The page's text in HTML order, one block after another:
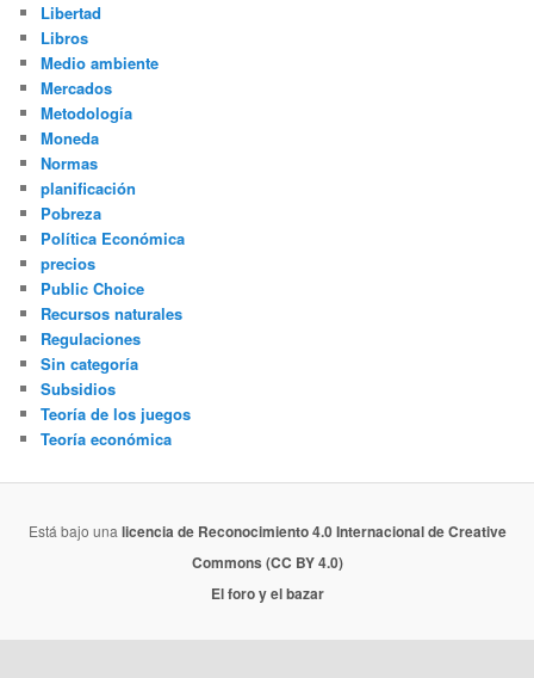
Libertad
Libros
Medio ambiente
Mercados
Metodología
Moneda
Normas
planificación
Pobreza
Política Económica
precios
Public Choice
Recursos naturales
Regulaciones
Sin categoría
Subsidios
Teoría de los juegos
Teoría económica
Está bajo una licencia de Reconocimiento 4.0 Internacional de Creative
Commons (CC BY 4.0)
El foro y el bazar